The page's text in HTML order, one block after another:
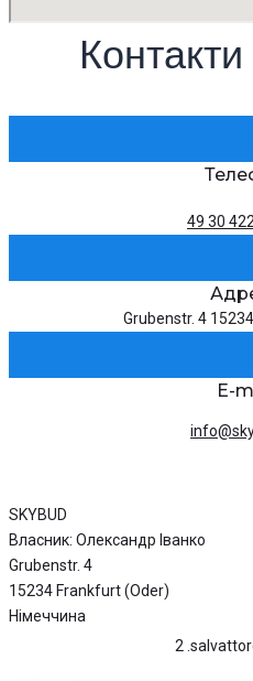
49 30
Grubenstr. 4
E-
SKYBUD
Власник: Олександр Іванко
Grubenstr. 4
15234 Frankfurt (Oder)
Німеччина